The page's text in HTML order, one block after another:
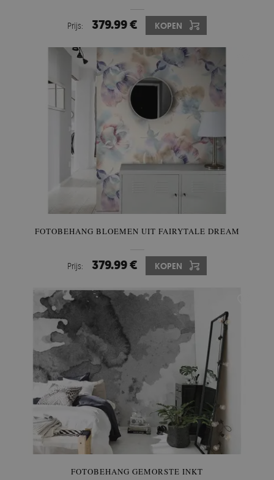
Prijs: 379.99 € KOPEN
FOTOBEHANG BLOEMEN UIT FAIRYTALE DREAM
Prijs: 379.99 € KOPEN
FOTOBEHANG GEMORSTE INKT